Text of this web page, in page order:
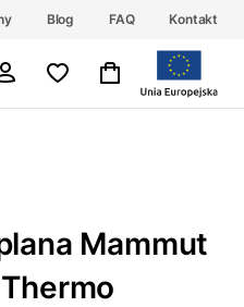
Blog FAQ Kontakt
Mammut